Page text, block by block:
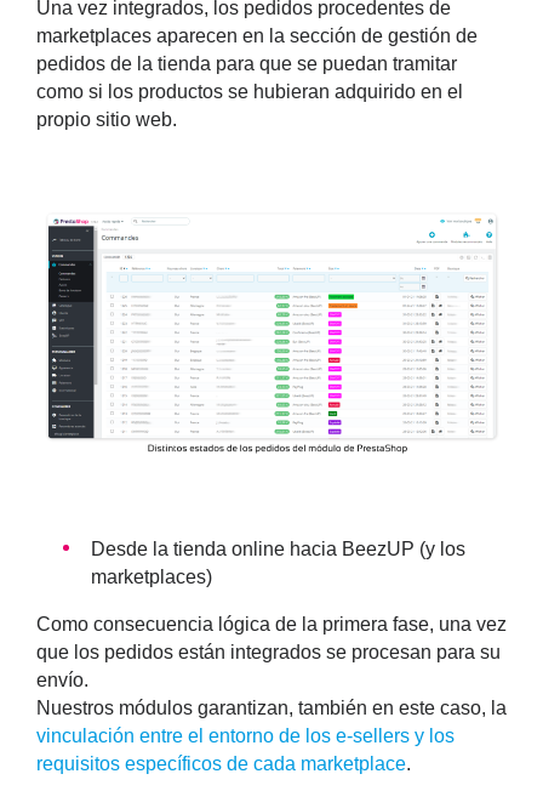
Una vez integrados, los pedidos procedentes de
marketplaces aparecen en la sección de gestión de
pedidos de la tienda para que se puedan tramitar
como si los productos se hubieran adquirido en el
propio sitio web.
Desde la tienda online hacia BeezUP (y los
marketplaces)
Como consecuencia lógica de la primera fase, una vez
que los pedidos están integrados se procesan para su
envío.
Nuestros módulos garantizan, también en este caso, la
vinculación entre el entorno de los e-sellers y los
requisitos específicos de cada marketplace.